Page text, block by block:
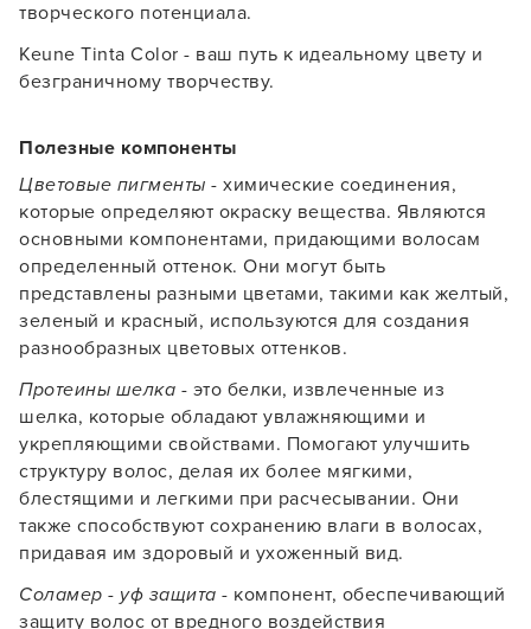
творческого потенциала.
Keune Tinta Color - ваш путь к идеальному цвету и
безграничному творчеству.
Полезные компоненты
Цветовые пигменты - химические соединения,
которые определяют окраску вещества. Являются
основными компонентами, придающими волосам
определенный оттенок. Они могут быть
представлены разными цветами, такими как желтый,
зеленый и красный, используются для создания
разнообразных цветовых оттенков.
Протеины шелка - это белки, извлеченные из
шелка, которые обладают увлажняющими и
укрепляющими свойствами. Помогают улучшить
структуру волос, делая их более мягкими,
блестящими и легкими при расчесывании. Они
также способствуют сохранению влаги в волосах,
придавая им здоровый и ухоженный вид.
Соламер - уф защита - компонент, обеспечивающий
защиту волос от вредного воздействия